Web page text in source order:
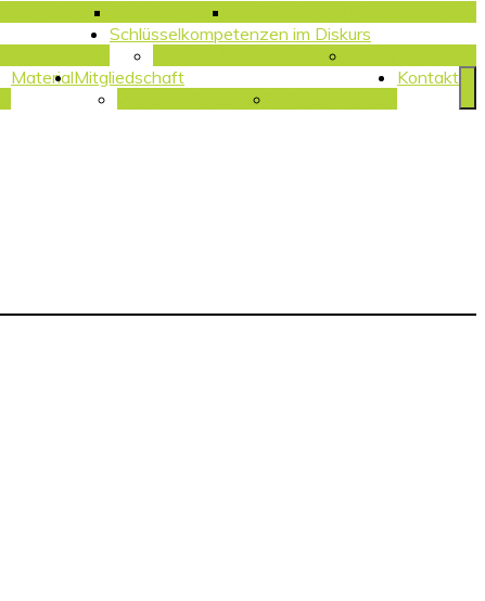
Selbstlernkurse
Schlüsselkompetenzen im Diskurs
Aktuelle Veranstaltungen
MaterialMitgliedschaft
Warum mitmachen?
Kontakt